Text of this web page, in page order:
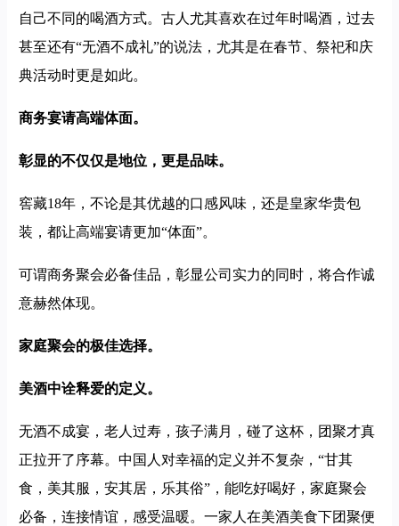
自己不同的喝酒方式。古人尤其喜欢在过年时喝酒，过去
甚至还有“无酒不成礼”的说法，尤其是在春节、祭祀和庆
典活动时更是如此。
商务宴请高端体面。
彰显的不仅仅是地位，更是品味。
窖藏18年，不论是其优越的口感风味，还是皇家华贵包
装，都让高端宴请更加“体面”。
可谓商务聚会必备佳品，彰显公司实力的同时，将合作诚
意赫然体现。
家庭聚会的极佳选择。
美酒中诠释爱的定义。
无酒不成宴，老人过寿，孩子满月，碰了这杯，团聚才真
正拉开了序幕。中国人对幸福的定义并不复杂，“甘其
食，美其服，安其居，乐其俗”，能吃好喝好，家庭聚会
必备，连接情谊，感受温暖。一家人在美酒美食下团聚便